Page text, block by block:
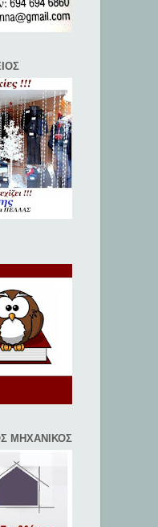
ΜΗΧΑΝΙΚΟΣ